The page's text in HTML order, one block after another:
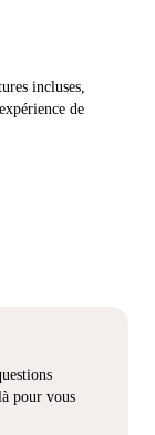
incluses,
de
pour vous